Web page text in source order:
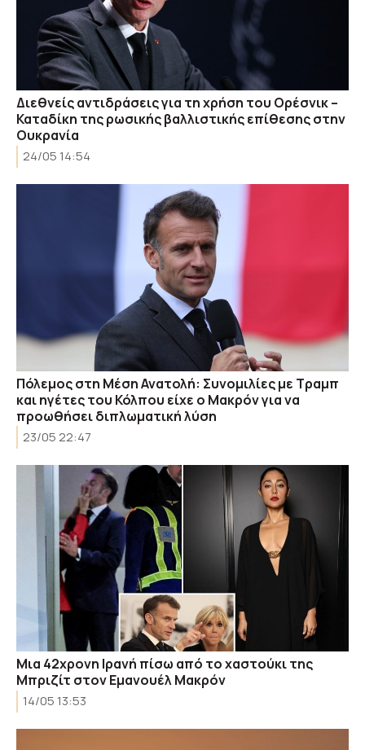
Διεθνείς αντιδράσεις για τη χρήση του Ορέσνικ –
Καταδίκη της ρωσικής βαλλιστικής επίθεσης στην
Ουκρανία
24/05 14:54
Πόλεμος στη Μέση Ανατολή: Συνομιλίες με Τραμπ
και ηγέτες του Κόλπου είχε ο Μακρόν για να
προωθήσει διπλωματική λύση
23/05 22:47
Μια 42χρονη Ιρανή πίσω από το χαστούκι της
Μπριζίτ στον Εμανουέλ Μακρόν
14/05 13:53